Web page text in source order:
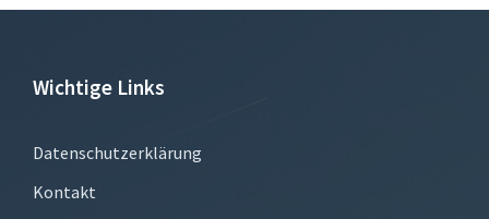
Wichtige Links
Datenschutzerklärung
Kontakt